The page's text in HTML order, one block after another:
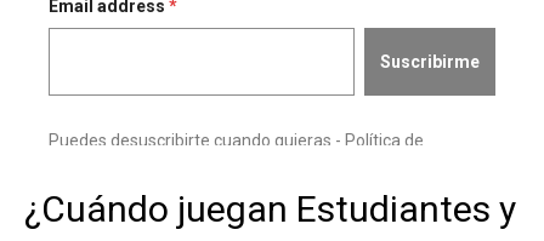
¿Cuándo juegan Estudiantes y